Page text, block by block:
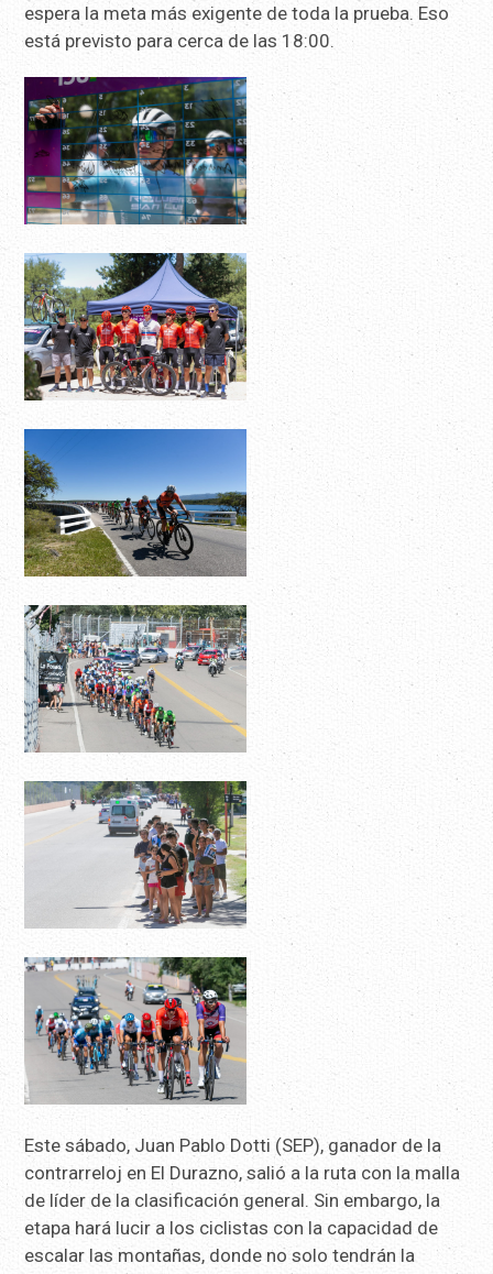
espera la meta más exigente de toda la prueba. Eso
está previsto para cerca de las 18:00.
Este sábado, Juan Pablo Dotti (SEP), ganador de la
contrarreloj en El Durazno, salió a la ruta con la malla
de líder de la clasificación general. Sin embargo, la
etapa hará lucir a los ciclistas con la capacidad de
escalar las montañas, donde no solo tendrán la